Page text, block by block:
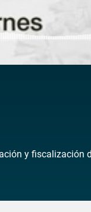
y fiscalización